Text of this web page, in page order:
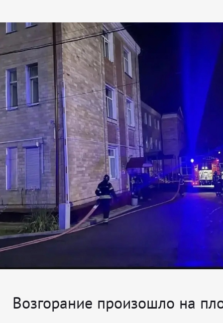
Возгорание произошло на